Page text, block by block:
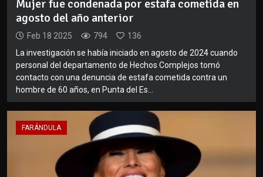
Mujer fue condenada por estafa cometida en
agosto del año anterior
Feb 18 2025 794
136
La investigación se había iniciado en agosto de 2024 cuando
personal del departamento de Hechos Complejos tomó
contacto con una denuncia de estafa cometida contra un
hombre de 60 años, en Punta del Es...
FARÁNDULA